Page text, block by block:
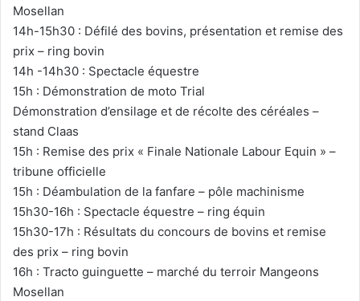
Mosellan
14h-15h30 : Défilé des bovins, présentation et remise des
prix – ring bovin
14h -14h30 : Spectacle équestre
15h : Démonstration de moto Trial
Démonstration d’ensilage et de récolte des céréales –
stand Claas
15h : Remise des prix « Finale Nationale Labour Equin » –
tribune officielle
15h : Déambulation de la fanfare – pôle machinisme
15h30-16h : Spectacle équestre – ring équin
15h30-17h : Résultats du concours de bovins et remise
des prix – ring bovin
16h : Tracto guinguette – marché du terroir Mangeons
Mosellan